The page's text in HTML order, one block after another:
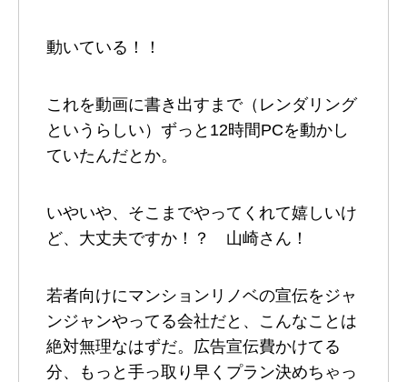
動いている！！
これを動画に書き出すまで（レンダリング
というらしい）ずっと12時間PCを動かし
ていたんだとか。
いやいや、そこまでやってくれて嬉しいけ
ど、大丈夫ですか！？ 山崎さん！
若者向けにマンションリノベの宣伝をジャ
ンジャンやってる会社だと、こんなことは
絶対無理なはずだ。広告宣伝費かけてる
分、もっと手っ取り早くプラン決めちゃっ